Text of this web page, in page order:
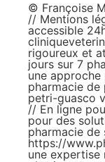
© Françoise
// Mentions
accessible
rigoureux et
jours sur 7
une approche
pharmacie
petri-guasco
// En ligne
pour des
pharmacie de
https://
une expertise